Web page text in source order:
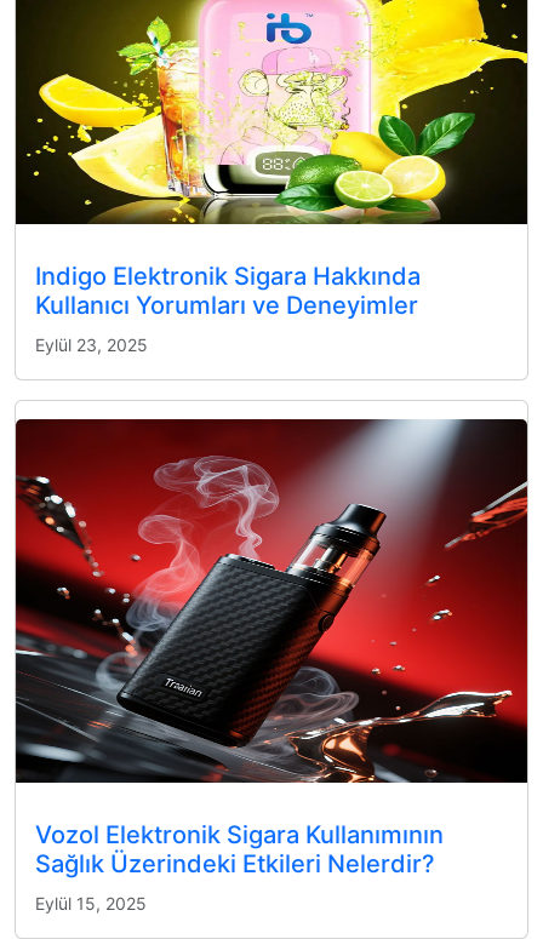
Indigo Elektronik Sigara Hakkında
Kullanıcı Yorumları ve Deneyimler
Eylül 23, 2025
Vozol Elektronik Sigara Kullanımının
Sağlık Üzerindeki Etkileri Nelerdir?
Eylül 15, 2025